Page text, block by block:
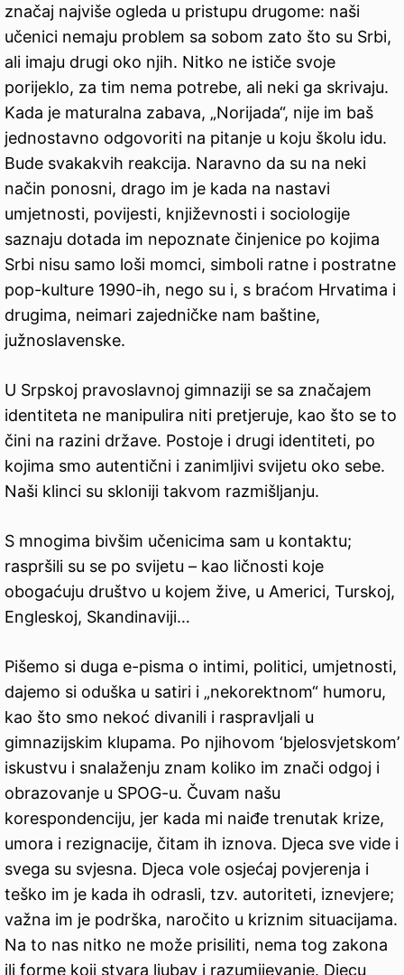
značaj najviše ogleda u pristupu drugome: naši
učenici nemaju problem sa sobom zato što su Srbi,
ali imaju drugi oko njih. Nitko ne ističe svoje
porijeklo, za tim nema potrebe, ali neki ga skrivaju.
Kada je maturalna zabava, „Norijada“, nije im baš
jednostavno odgovoriti na pitanje u koju školu idu.
Bude svakakvih reakcija. Naravno da su na neki
način ponosni, drago im je kada na nastavi
umjetnosti, povijesti, književnosti i sociologije
saznaju dotada im nepoznate činjenice po kojima
Srbi nisu samo loši momci, simboli ratne i postratne
pop-kulture 1990-ih, nego su i, s braćom Hrvatima i
drugima, neimari zajedničke nam baštine,
južnoslavenske.
U Srpskoj pravoslavnoj gimnaziji se sa značajem
identiteta ne manipulira niti pretjeruje, kao što se to
čini na razini države. Postoje i drugi identiteti, po
kojima smo autentični i zanimljivi svijetu oko sebe.
Naši klinci su skloniji takvom razmišljanju.
S mnogima bivšim učenicima sam u kontaktu;
raspršili su se po svijetu – kao ličnosti koje
obogaćuju društvo u kojem žive, u Americi, Turskoj,
Engleskoj, Skandinaviji…
Pišemo si duga e-pisma o intimi, politici, umjetnosti,
dajemo si oduška u satiri i „nekorektnom“ humoru,
kao što smo nekoć divanili i raspravljali u
gimnazijskim klupama. Po njihovom ‘bjelosvjetskom’
iskustvu i snalaženju znam koliko im znači odgoj i
obrazovanje u SPOG-u. Čuvam našu
korespondenciju, jer kada mi naiđe trenutak krize,
umora i rezignacije, čitam ih iznova. Djeca sve vide i
svega su svjesna. Djeca vole osjećaj povjerenja i
teško im je kada ih odrasli, tzv. autoriteti, iznevjere;
važna im je podrška, naročito u kriznim situacijama.
Na to nas nitko ne može prisiliti, nema tog zakona
ili forme koji stvara ljubav i razumijevanje. Djecu